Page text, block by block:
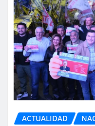
ACTUALIDAD